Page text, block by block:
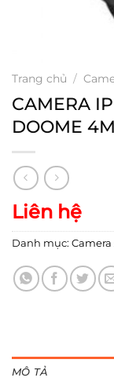
Trang chủ /
CAMERA
DOOME
Liên hệ
Danh mục:
MÔ TẢ